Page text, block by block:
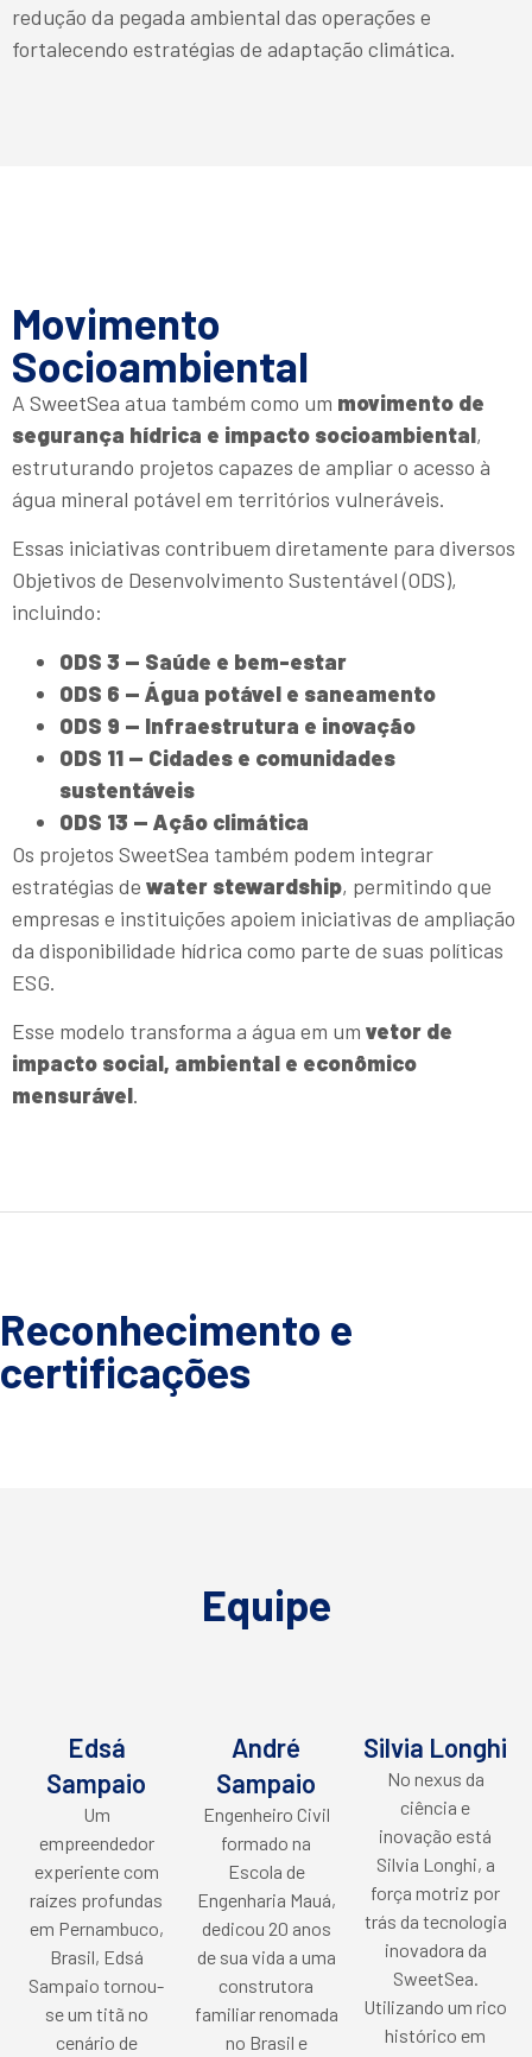
redução da pegada ambiental das operações e
fortalecendo estratégias de adaptação climática.
A SweetSea atua também como um movimento de
segurança hídrica e impacto socioambiental,
estruturando projetos capazes de ampliar o acesso à
água mineral potável em territórios vulneráveis.
Essas iniciativas contribuem diretamente para diversos
Objetivos de Desenvolvimento Sustentável (ODS),
incluindo:
ODS 3 — Saúde e bem-estar
ODS 6 — Água potável e saneamento
ODS 9 — Infraestrutura e inovação
ODS 11 — Cidades e comunidades
sustentáveis
ODS 13 — Ação climática
Os projetos SweetSea também podem integrar
estratégias de water stewardship, permitindo que
empresas e instituições apoiem iniciativas de ampliação
da disponibilidade hídrica como parte de suas políticas
ESG.
Esse modelo transforma a água em um vetor de
impacto social, ambiental e econômico
mensurável.
Movimento
Socioambiental
Reconhecimento e
certificações
Equipe
Edsá
Sampaio
Um
empreendedor
experiente com
raízes profundas
em Pernambuco,
Brasil, Edsá
Sampaio tornou-
se um titã no
cenário de
André
Sampaio
Engenheiro Civil
formado na
Escola de
Engenharia Mauá,
dedicou 20 anos
de sua vida a uma
construtora
familiar renomada
no Brasil e
Silvia Longhi
No nexus da
ciência e
inovação está
Silvia Longhi, a
força motriz por
trás da tecnologia
inovadora da
SweetSea.
Utilizando um rico
histórico em